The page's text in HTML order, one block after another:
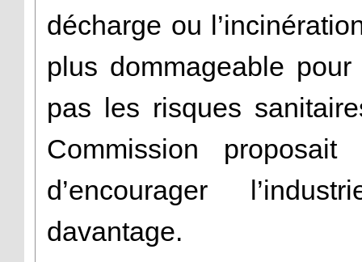
décharge ou
plus dommageable
pas les risques
Commission
d’encourager
davantage.